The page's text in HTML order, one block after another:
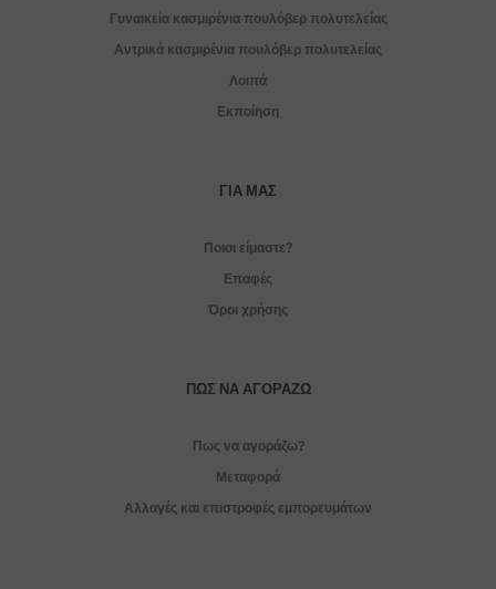
Γυναικεία κασμιρένια πουλόβερ πολυτελείας
Αντρικά κασμιρένια πουλόβερ πολυτελείας
Λοιπά
Εκποίηση
ΓΙΑ ΜΑΣ
Ποιοι είμαστε?
Επαφές
Όροι χρήσης
ΠΏΣ ΝΑ ΑΓΟΡΆΖΩ
Πως να αγοράζω?
Μεταφορά
Αλλαγές και επιστροφές εμπορευμάτων